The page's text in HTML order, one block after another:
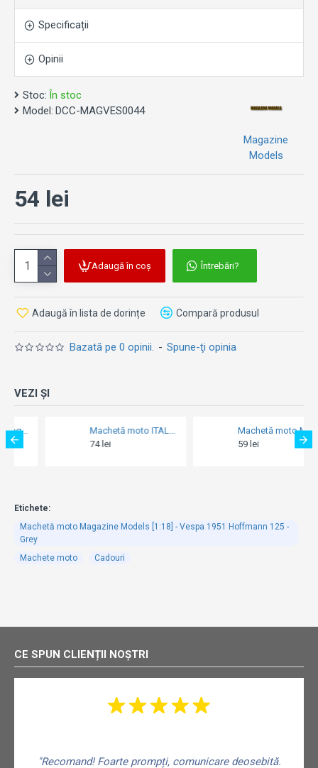
Disponibilă la
Specificații
Opinii
Stoc: În stoc
Model: DCC-MAGVES0044
Magazine
Models
Bazată pe 0 opinii. - Spune-ţi opinia
54 lei
Adaugă în coș Întrebări?
Adaugă în lista de dorințe Compară produsul
VEZI ȘI
Machetă moto ITALERI [1:32] - Piaggio APE 2006 - Classic
Machetă moto Motor Max [1:18] - Kawasaki KDX250 - Green
Etichete:
Machetă moto Magazine Models [1:18] - Vespa 1951 Hoffmann 125 -
Grey
Machete moto
Cadouri
CE SPUN CLIENȚII NOȘTRI
"Recomand! Foarte prompți, comunicare deosebită.